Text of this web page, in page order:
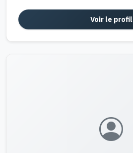
Voir le profil